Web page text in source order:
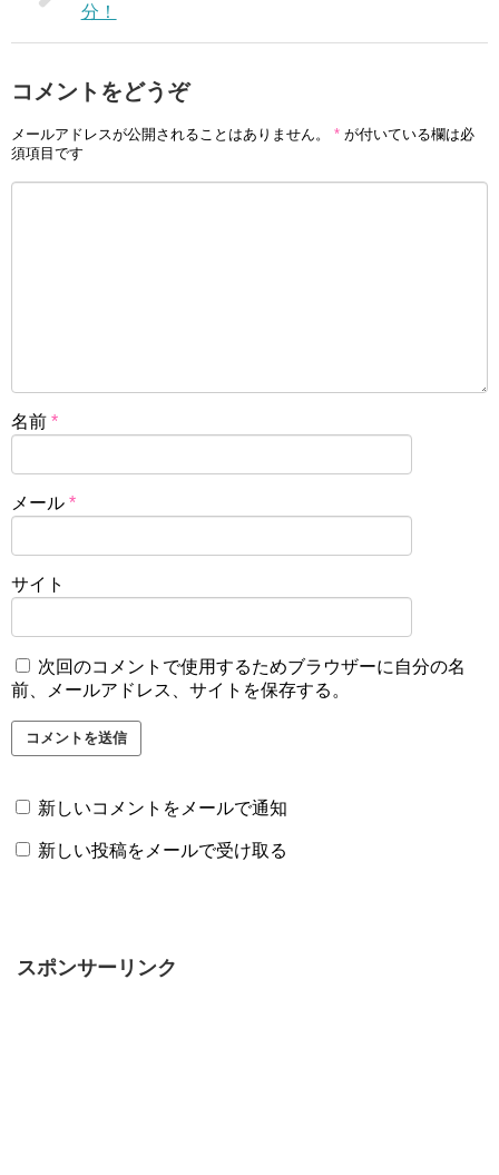
分！
コメントをどうぞ
メールアドレスが公開されることはありません。 * が付いている欄は必
須項目です
名前 *
メール *
サイト
次回のコメントで使用するためブラウザーに自分の名
前、メールアドレス、サイトを保存する。
新しいコメントをメールで通知
新しい投稿をメールで受け取る
スポンサーリンク